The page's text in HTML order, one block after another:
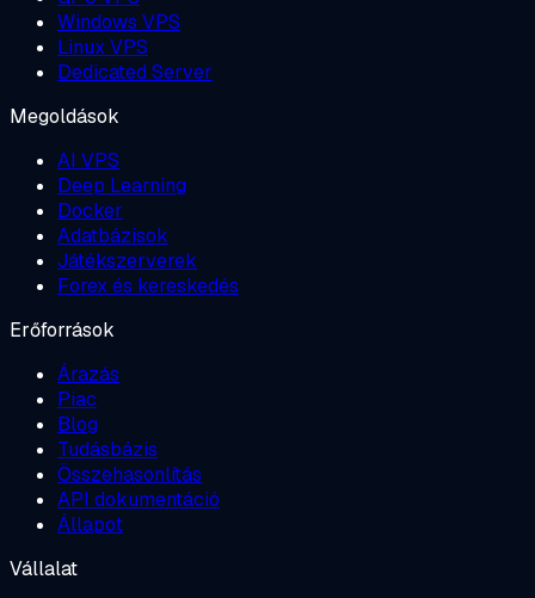
Windows VPS
Linux VPS
Dedicated Server
Megoldások
AI VPS
Deep Learning
Docker
Adatbázisok
Játékszerverek
Forex és kereskedés
Erőforrások
Árazás
Piac
Blog
Tudásbázis
Összehasonlítás
API dokumentáció
Állapot
Vállalat